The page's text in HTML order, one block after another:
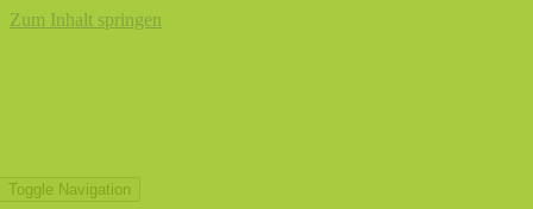
Zum Inhalt springen
Toggle Navigation